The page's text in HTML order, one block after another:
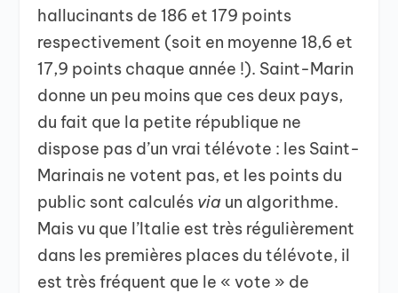
hallucinants de 186 et 179 points
respectivement (soit en moyenne 18,6 et
17,9 points chaque année !). Saint-Marin
donne un peu moins que ces deux pays,
du fait que la petite république ne
dispose pas d’un vrai télévote : les Saint-
Marinais ne votent pas, et les points du
public sont calculés via un algorithme.
Mais vu que l’Italie est très régulièrement
dans les premières places du télévote, il
est très fréquent que le « vote » de